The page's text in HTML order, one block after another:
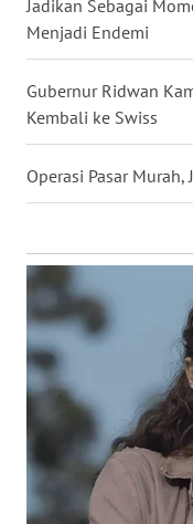
Jadikan Sebagai
Menjadi Endemi
Gubernur Ridwan
Kembali ke Swiss
Operasi Pasar
WN
WN
BALI
WN
KALBAR
WN
KALTENG
WN